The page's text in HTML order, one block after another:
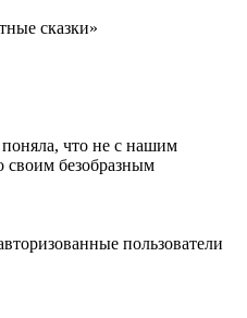
сказки»
что не с нашим
своим безобразным
пользователи